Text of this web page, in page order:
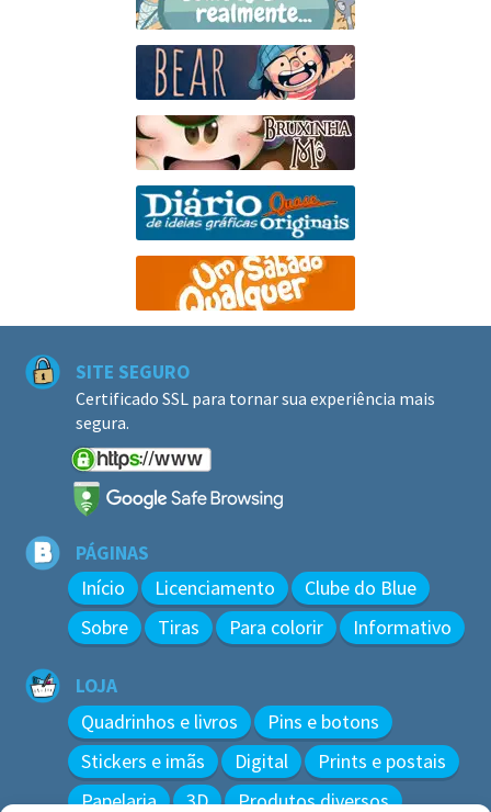
SITE SEGURO
Certificado SSL para tornar sua experiência mais
segura.
PÁGINAS
Início Licenciamento
Clube do Blue
Sobre
Tiras Para colorir Informativo
LOJA
Quadrinhos e livros
Pins e botons
Stickers e imãs
Digital
Prints e postais
Papelaria
3D Produtos diversos